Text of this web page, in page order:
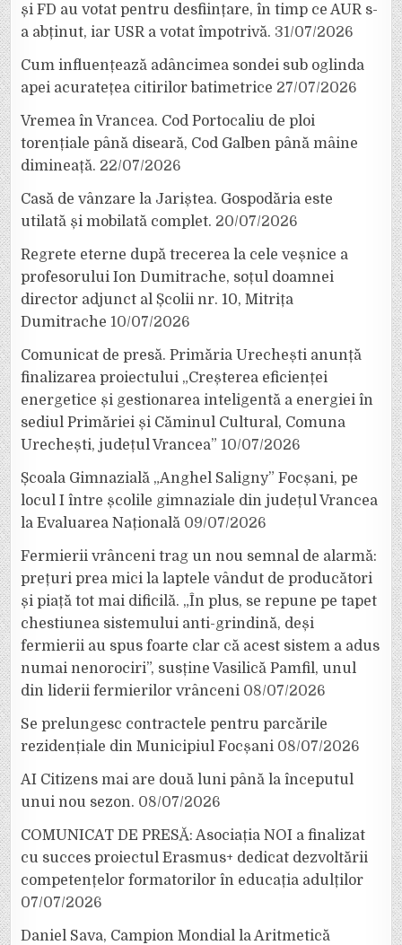
și FD au votat pentru desființare, în timp ce AUR s-
a abținut, iar USR a votat împotrivă. 31/07/2026
Cum influențează adâncimea sondei sub oglinda
apei acuratețea citirilor batimetrice 27/07/2026
Vremea în Vrancea. Cod Portocaliu de ploi
torențiale până diseară, Cod Galben până mâine
dimineață. 22/07/2026
Casă de vânzare la Jariștea. Gospodăria este
utilată și mobilată complet. 20/07/2026
Regrete eterne după trecerea la cele veșnice a
profesorului Ion Dumitrache, soțul doamnei
director adjunct al Școlii nr. 10, Mitrița
Dumitrache 10/07/2026
Comunicat de presă. Primăria Urechești anunță
finalizarea proiectului „Creșterea eficienței
energetice și gestionarea inteligentă a energiei în
sediul Primăriei și Căminul Cultural, Comuna
Urechești, județul Vrancea” 10/07/2026
Școala Gimnazială „Anghel Saligny” Focșani, pe
locul I între școlile gimnaziale din județul Vrancea
la Evaluarea Națională 09/07/2026
Fermierii vrânceni trag un nou semnal de alarmă:
prețuri prea mici la laptele vândut de producători
și piață tot mai dificilă. „În plus, se repune pe tapet
chestiunea sistemului anti-grindină, deși
fermierii au spus foarte clar că acest sistem a adus
numai nenorociri”, susține Vasilică Pamfil, unul
din liderii fermierilor vrânceni 08/07/2026
Se prelungesc contractele pentru parcările
rezidențiale din Municipiul Focșani 08/07/2026
AI Citizens mai are două luni până la începutul
unui nou sezon. 08/07/2026
COMUNICAT DE PRESĂ: Asociația NOI a finalizat
cu succes proiectul Erasmus+ dedicat dezvoltării
competențelor formatorilor în educația adulților
07/07/2026
Daniel Sava, Campion Mondial la Aritmetică